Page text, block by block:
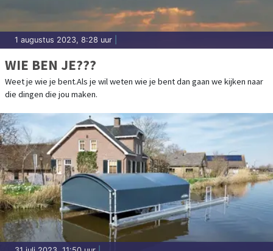
1 augustus 2023, 8:28 uur
WIE BEN JE???
Weet je wie je bent.Als je wil weten wie je bent dan gaan we kijken naar
die dingen die jou maken.